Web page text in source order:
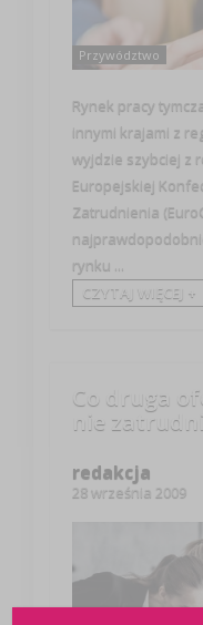
Przywództwo
Rynek pracy
innymi krajami z
wyjdzie szybciej z
Europejskiej
Zatrudnienia
rynku ...
CZYTAJ WIĘCEJ +
Co druga
nie
redakcja
28 września 2009